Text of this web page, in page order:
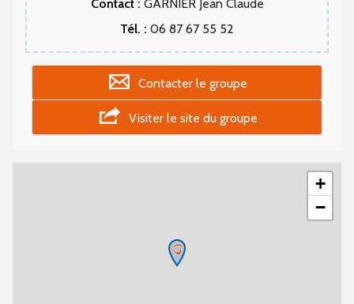
Contact : GARNIER Jean Claude
Tél. : 06 87 67 55 52
Contacter le groupe
Visiter le site du groupe
+
−